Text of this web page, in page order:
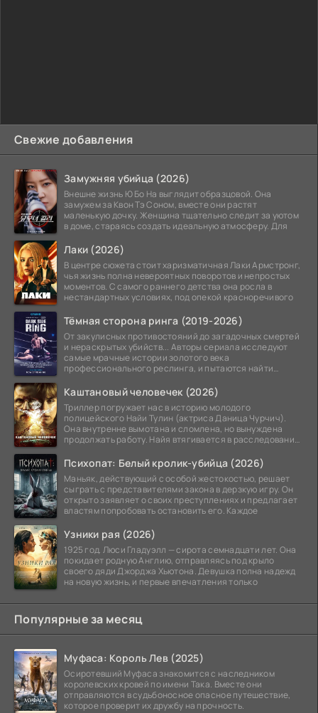
Свежие добавления
Замужняя убийца (2026)
Внешне жизнь Ю Бо На выглядит образцовой. Она
замужем за Квон Тэ Соном, вместе они растят
маленькую дочку. Женщина тщательно следит за уютом
в доме, стараясь создать идеальную атмосферу. Для
Лаки (2026)
В центре сюжета стоит харизматичная Лаки Армстронг,
чья жизнь полна невероятных поворотов и непростых
моментов. С самого раннего детства она росла в
нестандартных условиях, под опекой красноречивого
Тёмная сторона ринга (2019-2026)
От закулисных противостояний до загадочных смертей
и нераскрытых убийств... Авторы сериала исследуют
самые мрачные истории золотого века
профессионального реслинга, и пытаются найти
Каштановый человечек (2026)
Триллер погружает нас в историю молодого
полицейского Найи Тулин (актриса Даница Чурчич).
Она внутренне вымотана и сломлена, но вынуждена
продолжать работу. Найя втягивается в расследование
Психопат: Белый кролик-убийца (2026)
Маньяк, действующий с особой жестокостью, решает
сыграть с представителями закона в дерзкую игру. Он
открыто заявляет о своих преступлениях и предлагает
властям попробовать остановить его. Каждое
Узники рая (2026)
1925 год. Люси Гладуэлл — сирота семнадцати лет. Она
покидает родную Англию, отправляясь под крыло
своего дяди Джорджа Хьютона. Девушка полна надежд
на новую жизнь, и первые впечатления только
Популярные за месяц
Муфаса: Король Лев (2025)
Осиротевший Муфаса знакомится с наследником
королевских кровей по имени Така. Вместе они
отправляются в судьбоносное опасное путешествие,
которое проверит их дружбу на прочность.